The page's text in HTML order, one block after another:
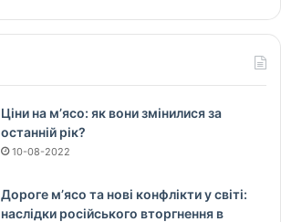
Ціни на м’ясо: як вони змінилися за
останній рік?
10-08-2022
Дороге м’ясо та нові конфлікти у світі:
наслідки російського вторгнення в